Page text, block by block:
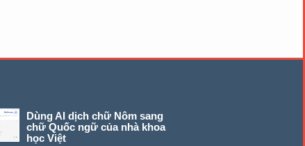
Dùng AI dịch chữ Nôm sang
chữ Quốc ngữ của nhà khoa
học Việt